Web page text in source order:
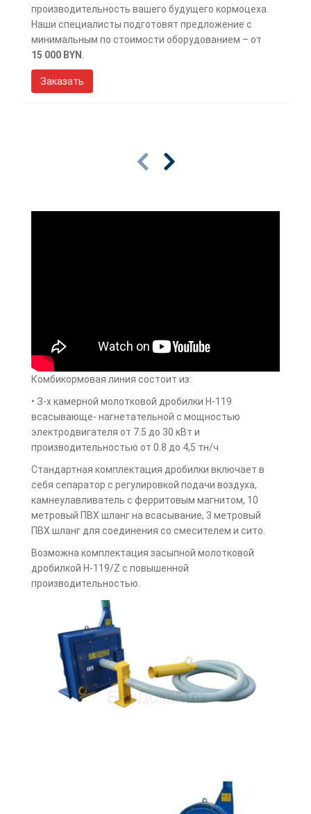
производительность вашего будущего кормоцеха.
Наши специалисты подготовят предложение с
минимальным по стоимости оборудованием – от
15 000 BYN
Заказать
Комбикормовая линия состоит из:
• З-х камерной молотковой дробилки Н-119
всасывающе- нагнетательной с мощностью
электродвигателя от 7.5 до 30 кВт и
производительностью от 0.8 до 4,5 тн/ч
Стандартная комплектация дробилки включает в
себя сепаратор с регулировкой подачи воздуха,
камнеулавливатель с ферритовым магнитом, 10
метровый ПВХ шланг на всасывание, 3 метровый
ПВХ шланг для соединения со смесителем и сито.
Возможна комплектация засыпной молотковой
дробилкой Н-119/Z с повышенной
производительностью.